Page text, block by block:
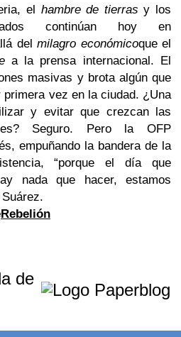
el hambre de tierras y los
continúan hoy en
del milagro económicoque el
a la prensa internacional. El
masivas y brota algún que
vez en la ciudad. ¿Una
y evitar que crezcan las
Seguro. Pero la OFP
empuñando la bandera de la
“porque el día que
nada que hacer, estamos
Rebelión
de